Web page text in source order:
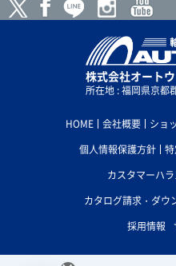
株式会社オート
所在地 : 福岡県京都
HOME 会社概要 ショ
個人情報保護方針
カスタマーハ
カタログ請求・ダウ
採用情報